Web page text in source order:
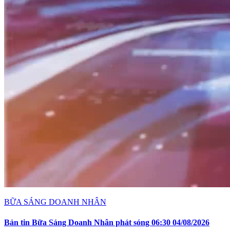
BỮA SÁNG DOANH NHÂN
Bản tin Bữa Sáng Doanh Nhân phát sóng 06:30 04/08/2026